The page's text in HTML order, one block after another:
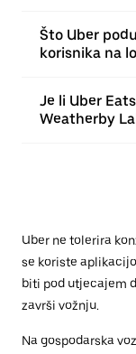
Što Uber
korisnika na
Je li Uber
Weatherby
Uber ne tolerira
se koriste
biti pod utjecajem
završi vožnju.
Na gospodarska